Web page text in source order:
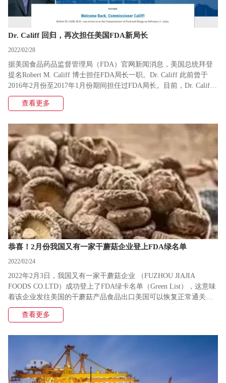
Dr. Califf 回归，再次担任美国FDA新局长
2022/02/28
据美国食品药品监督管理局（FDA）官网新闻消息，美国总统拜登
提名Robert M. Califf 博士担任FDA局长一职。Dr. Califf 此前曾于
2016年2月份至2017年1月份期间担任过FDA局长。目前，Dr. Califf
已于2022年2月17日宣誓就职，再次回归担任美国FDA局长。
查看更多
恭喜！2月份我国又有一家干蘑菇企业登上FDA绿名单
2022/02/24
​2022年2月3日，我国又有一家干蘑菇企业 （FUZHOU JIAJIA
FOODS CO.LTD）成功登上了FDA绿卡名单（Green List），这意味
着该企业发往美国的干蘑菇产品食品出口美国可以恢复正常通关，
不用再到岸自动扣留，票票扣检。
查看更多